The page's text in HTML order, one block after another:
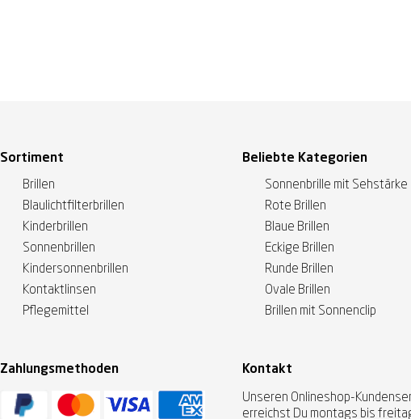
Sortiment
Brillen
Blaulichtfilterbrillen
Kinderbrillen
Sonnenbrillen
Kindersonnenbrillen
Kontaktlinsen
Pflegemittel
Beliebte Kategorien
Sonnenbrille mit Sehstärke
Rote Brillen
Blaue Brillen
Eckige Brillen
Runde Brillen
Ovale Brillen
Brillen mit Sonnenclip
Zahlungsmethoden Kontakt
Unseren Onlineshop-
erreichst Du montags bis